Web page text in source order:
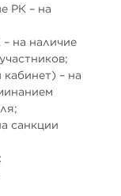
РК – на
на наличие
– на
санкции